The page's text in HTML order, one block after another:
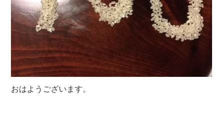
おはようございます。